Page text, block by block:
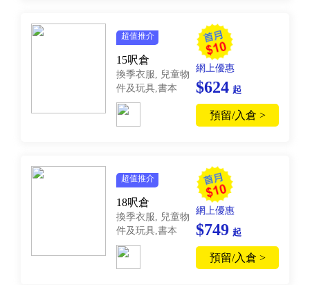
超值推介
15呎倉
換季衣服, 兒童物
件及玩具,書本
網上優惠
$624 起
預留/入倉 >
超值推介
18呎倉
換季衣服, 兒童物
件及玩具,書本
網上優惠
$749 起
預留/入倉 >